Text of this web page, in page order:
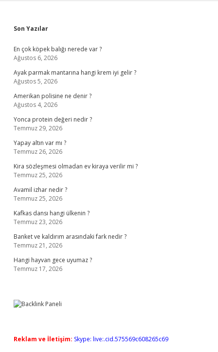
Sidebar
Son Yazılar
En çok köpek balığı nerede var ?
Ağustos 6, 2026
Ayak parmak mantarına hangi krem iyi gelir ?
Ağustos 5, 2026
Amerikan polisine ne denir ?
Ağustos 4, 2026
Yonca protein değeri nedir ?
Temmuz 29, 2026
Yapay altın var mı ?
Temmuz 26, 2026
Kira sözleşmesi olmadan ev kiraya verilir mi ?
Temmuz 25, 2026
Avamil izhar nedir ?
Temmuz 25, 2026
Kafkas dansı hangi ülkenin ?
Temmuz 23, 2026
Banket ve kaldırım arasındaki fark nedir ?
Temmuz 21, 2026
Hangi hayvan gece uyumaz ?
Temmuz 17, 2026
Reklam ve İletişim: Skype: live:.cid.575569c608265c69